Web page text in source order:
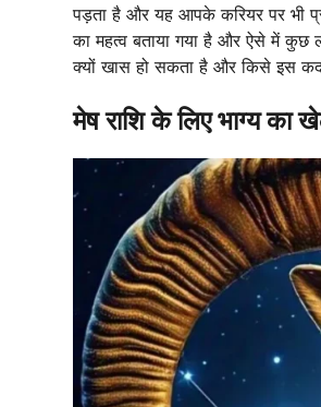
पड़ता है और यह आपके करियर पर भी
का महत्व बताया गया है और ऐसे में
क्यों खास हो सकता है और किसे इस
मेष राशि के लिए भाग्य का